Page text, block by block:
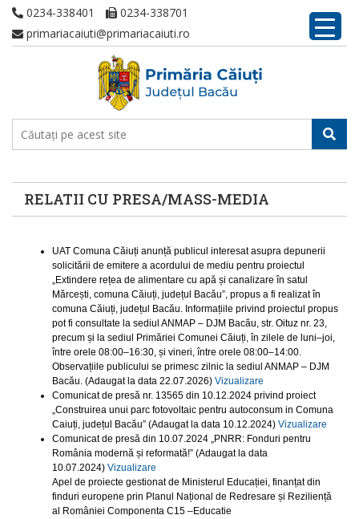
0234-338401
0234-338701
primariacaiuti@primariacaiuti.ro
RELATII CU PRESA/MASS-MEDIA
UAT Comuna Căiuți anunță publicul interesat asupra depunerii
solicitării de emitere a acordului de mediu pentru proiectul
„Extindere rețea de alimentare cu apă și canalizare în satul
Mărcești, comuna Căiuți, județul Bacău”, propus a fi realizat în
comuna Căiuți, județul Bacău. Informațiile privind proiectul propus
pot fi consultate la sediul ANMAP – DJM Bacău, str. Oituz nr. 23,
precum și la sediul Primăriei Comunei Căiuți, în zilele de luni–joi,
între orele 08:00–16:30, și vineri, între orele 08:00–14:00.
Observațiile publicului se primesc zilnic la sediul ANMAP – DJM
Bacău. (Adaugat la data 22.07.2026) Vizualizare
Comunicat de presă nr. 13565 din 10.12.2024 privind proiect
„Construirea unui parc fotovoltaic pentru autoconsum in Comuna
Caiuți, județul Bacău” (Adaugat la data 10.12.2024) Vizualizare
Comunicat de presă din 10.07.2024 „PNRR: Fonduri pentru
România modernă și reformată!” (Adaugat la data
10.07.2024) Vizualizare
Apel de proiecte gestionat de Ministerul Educației, finanțat din
finduri europene prin Planul Național de Redresare și Reziliență
al României Componenta C15 –Educatie